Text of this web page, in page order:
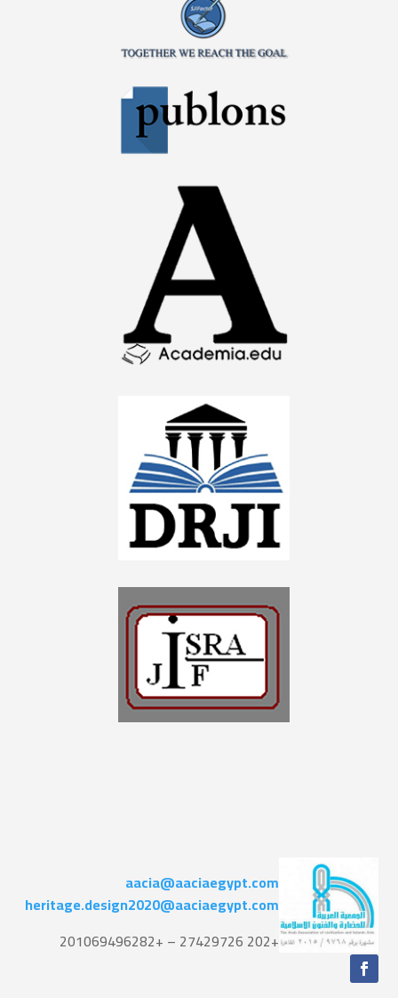
aacia@aaciaegypt.com
heritage.design2020@aaciaegypt.com
+202 27429726 – +201069496282